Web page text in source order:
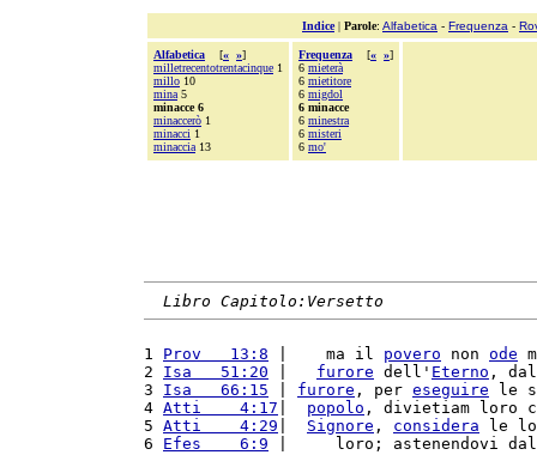
Indice| Parole: Alfabetica - Frequenza -
Alfabetica [« »]
milletrecentotrentacinque 1
millo 10
mina 5
minacce 6
minaccerò 1
minacci 1
minaccia 13
Frequenza [« »]
6 mieterà
6 mietitore
6 migdol
6 minacce
6 minestra
6 misteri
6 mo'
Libro Capitolo:Versetto
1 Prov   13:8 |    ma il povero non ode
2 Isa   51:20 furore dell' Eterno ,
3 Isa   66:15 furore , per eseguire le
4 Atti    4:17 popolo , divietiam loro
5 Atti    4:29 Signore , considera le
6 Efes    6:9 |     loro; astenendovi